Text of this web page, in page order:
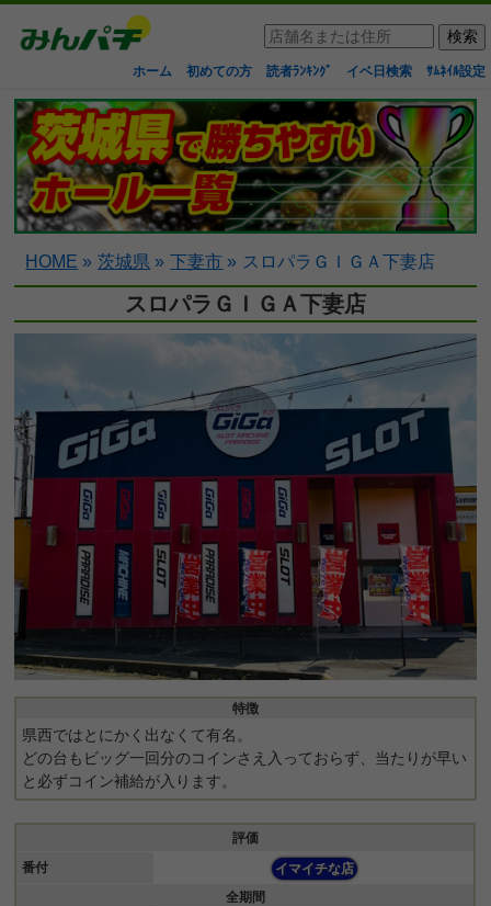
ホーム 初めての方 読者ﾗﾝｷﾝｸﾞ イベ日検索 ｻﾑﾈｲﾙ設定
HOME » 茨城県 » 下妻市 » スロパラＧＩＧＡ下妻店
スロパラＧＩＧＡ下妻店
特徴
県西ではとにかく出なくて有名。
どの台もビッグ一回分のコインさえ入っておらず、当たりが早い
と必ずコイン補給が入ります。
評価
番付
イマイチな店
全期間